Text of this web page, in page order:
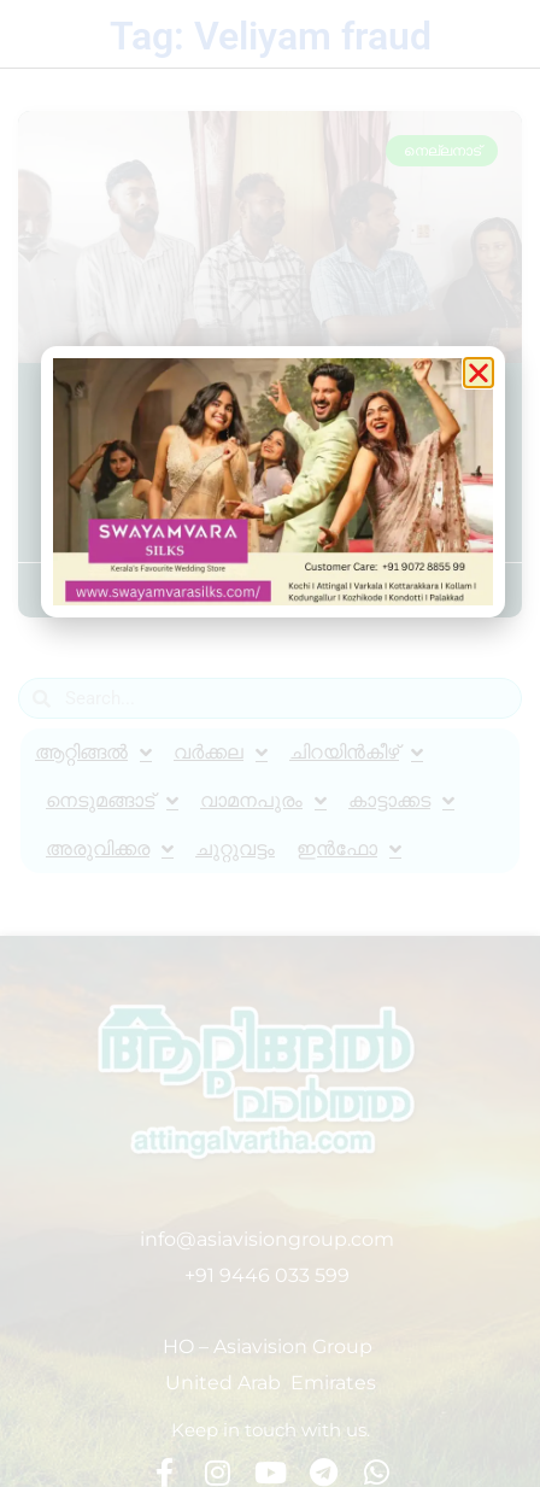
Tag: Veliyam fraud
നെല്ലനാട്
ഐഎസ്ആർഒയിലെ വ്യാജ
നിയമന വാഗ്ദാനത്തിൽ 4 കോടി രൂപ
തട്ടിപ്പ്; യുവതിയും ഭർത്താവും
ഉൾപ്പെടെ അഞ്ച് പേർ അറസ്റ്റിൽ
Admin YS August 2, 2025 2:10 pm
ആറ്റിങ്ങൽ വർക്കല ചിറയിൻകീഴ്
നെടുമങ്ങാട് വാമനപുരം കാട്ടാക്കട
അരുവിക്കര ചുറ്റുവട്ടം ഇൻഫോ
info@asiavisiongroup.com
+91 9446 033 599
HO – Asiavision Group
United Arab Emirates
Keep in touch with us.